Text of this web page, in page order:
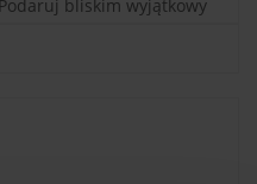
bliskim wyjątkowy